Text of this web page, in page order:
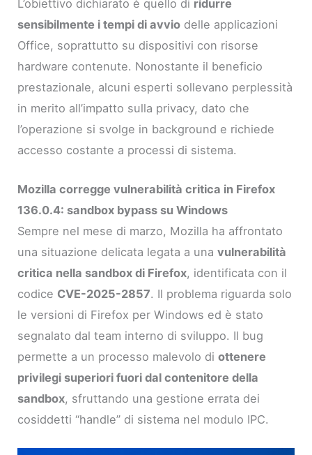
L’obiettivo dichiarato è quello di ridurre
sensibilmente i tempi di avvio delle applicazioni
Office, soprattutto su dispositivi con risorse
hardware contenute. Nonostante il beneficio
prestazionale, alcuni esperti sollevano perplessità
in merito all’impatto sulla privacy, dato che
l’operazione si svolge in background e richiede
accesso costante a processi di sistema.
Mozilla corregge vulnerabilità critica in Firefox
136.0.4: sandbox bypass su Windows
Sempre nel mese di marzo, Mozilla ha affrontato
una situazione delicata legata a unavulnerabilità
critica nella sandbox di Firefox, identificata con il
codice CVE-2025-2857. Il problema riguarda solo
le versioni di Firefox per Windows ed è stato
segnalato dal team interno di sviluppo. Il bug
permette a un processo malevolo diottenere
privilegi superiori fuori dal contenitore della
sandbox, sfruttando una gestione errata dei
cosiddetti “handle” di sistema nel modulo IPC.